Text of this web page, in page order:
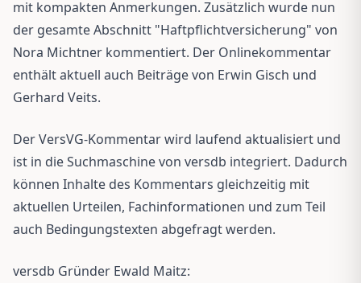
mit kompakten Anmerkungen. Zusätzlich wurde nun
der gesamte Abschnitt "Haftpflichtversicherung" von
Nora Michtner kommentiert. Der Onlinekommentar
enthält aktuell auch Beiträge von Erwin Gisch und
Gerhard Veits.
Der VersVG-Kommentar wird laufend aktualisiert und
ist in die Suchmaschine von versdb integriert. Dadurch
können Inhalte des Kommentars gleichzeitig mit
aktuellen Urteilen, Fachinformationen und zum Teil
auch Bedingungstexten abgefragt werden.
versdb Gründer Ewald Maitz: